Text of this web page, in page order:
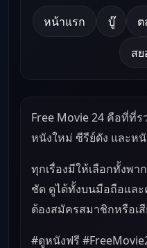
หน้าแรก บู๊ ต
ส
Free Movie 24 คือที่ที่
หนังใหม่ ซีรีย์ดัง และหนั
ทุกเรื่องมีให้เลือกทั้งพ
ชัด ดูได้ทั้งบนมือถือแล
ต้องสมัครสมาชิกหรือเ
#ดูหนังฟรี